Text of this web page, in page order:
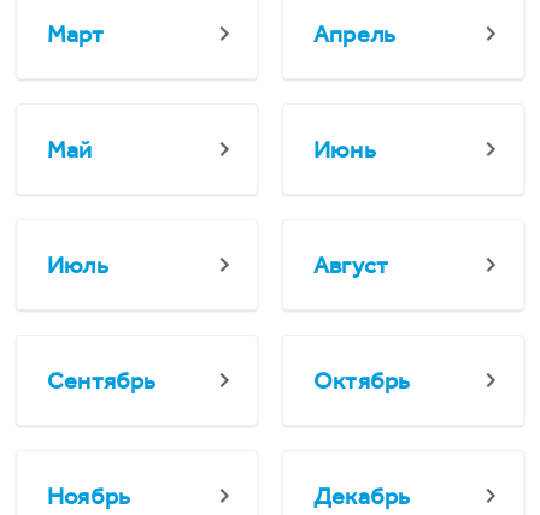
Март Апрель
Май Июнь
Июль Август
Сентябрь Октябрь
Ноябрь Декабрь